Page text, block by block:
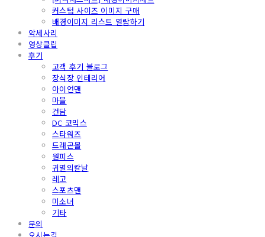
커스텀 사이즈 이미지 구매
배경이미지 리스트 열람하기
악세사리
영상클립
후기
고객 후기 블로그
장식장 인테리어
아이언맨
마블
건담
DC 코믹스
스타워즈
드래곤볼
원피스
귀멸의칼날
레고
스포츠맨
미소녀
기타
문의